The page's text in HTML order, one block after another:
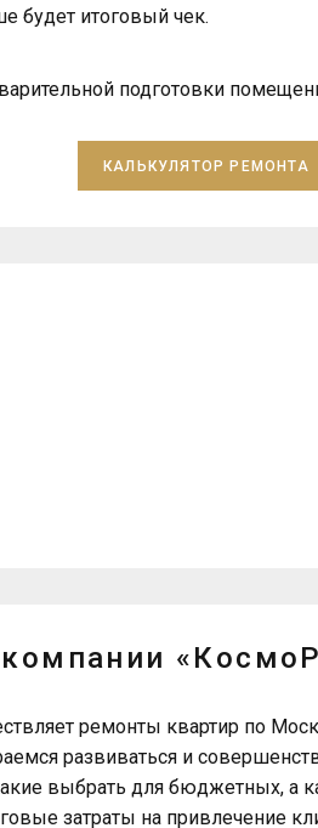
будет итоговый чек.
подготовки
КАЛЬКУЛЯТОР РЕМОНТА
ремонты квартир по
развиваться и
выбрать для бюджетных, а
затраты на привлечение